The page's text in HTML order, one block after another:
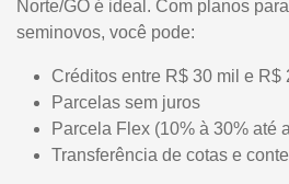
Norte/GO é ideal. Com planos
seminovos, você pode:
Créditos entre R$ 30 mil e R$
Parcelas sem juros
Parcela Flex (10% à 30% até
Transferência de cotas e